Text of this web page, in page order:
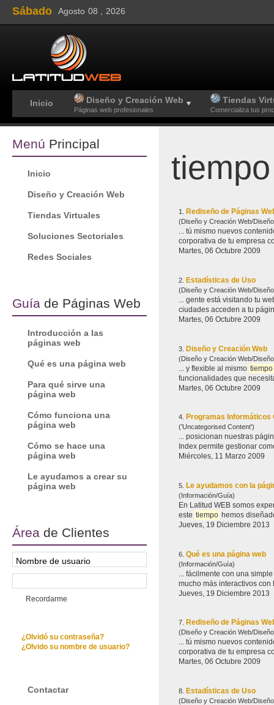
Sábado Agosto 08 , 2026
Inicio Diseño y Creación Web
Páginas web profesionales
Tiendas
Comercializa tus
tiempo
1. Rediseño de Páginas
(Diseño y Creación Web/
... tú mismo nuevos contenidos para tu
corporativa de tu empresa
Martes, 06 Octubre 2009
2. Estadísticas de Uso
(Diseño y Creación Web/
Martes, 06 Octubre 2009
3. Diseño y Creación Web
(Diseño y Creación Web/
... y flexible al mismo tiempo
Martes, 06 Octubre 2009
4. Programas
('Uncategorised Content')
... posicionan nuestras
Index permite gestionar
Miércoles, 11 Marzo 2009
5. Le ayudamos con la
(Información/Guía)
En Latitud WEB somos
este tiempo hemos
Jueves, 19 Diciembre 2013
6. Qué es una página web
(Información/Guía)
mucho más interactivos
Jueves, 19 Diciembre 2013
7. Rediseño de Páginas
(Diseño y Creación Web/
... tú mismo nuevos contenidos para tu
corporativa de tu empresa
Martes, 06 Octubre 2009
8. Estadísticas de Uso
(Diseño y Creación Web/
Menú Principal
Inicio
Diseño y Creación Web
Tiendas Virtuales
Soluciones Sectoriales
Redes Sociales
Guía de Páginas Web
Introducción a las
páginas web
Qué es una página web
Para qué sirve una
página web
Cómo funciona una
página web
Cómo se hace una
página web
Le ayudamos a crear su
página web
Área de Clientes
Recordarme
¿Olvidó su contraseña?
¿Olvido su nombre de usuario?
Contactar